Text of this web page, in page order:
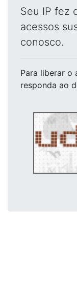
Seu IP fez
acessos
conosco.
Para liberar o
responda ao